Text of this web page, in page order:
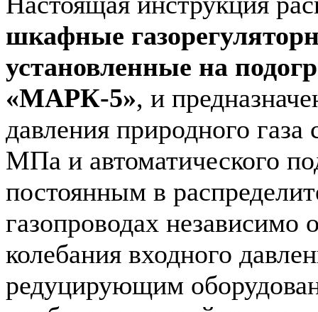
шкафные
установленные на
«МАРК-5», и
давления природного
МПа и автоматического
постоянным в
газопроводах независимо
колебания входного
редуцирующим